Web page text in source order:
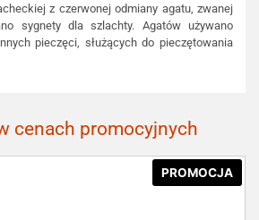
z czerwonej odmiany agatu, zwanej
sygnety dla szlachty. Agatów używano
pieczęci, służących do pieczętowania
cenach promocyjnych
PROMOCJA